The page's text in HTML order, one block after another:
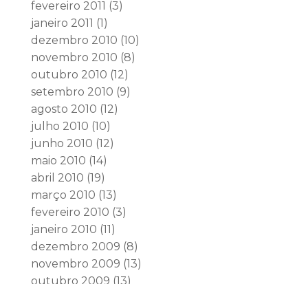
fevereiro 2011 (3)
janeiro 2011 (1)
dezembro 2010 (10)
novembro 2010 (8)
outubro 2010 (12)
setembro 2010 (9)
agosto 2010 (12)
julho 2010 (10)
junho 2010 (12)
maio 2010 (14)
abril 2010 (19)
março 2010 (13)
fevereiro 2010 (3)
janeiro 2010 (11)
dezembro 2009 (8)
novembro 2009 (13)
outubro 2009 (13)